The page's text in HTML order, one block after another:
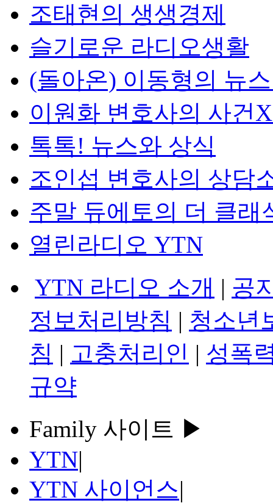
조태현의 생생경제
슬기로운 라디오생활
(돌아온) 이동형의 뉴
이원화 변호사의 사건
톡톡! 뉴스와 상식
조인섭 변호사의 상담
주말 듀에토의 더 클래
열린라디오 YTN
YTN 라디오 소개 | 공
정보처리방침 | 청소년
침 | 고충처리인 | 성폭
규약
Family 사이트 ▶
YTN|
YTN 사이언스|